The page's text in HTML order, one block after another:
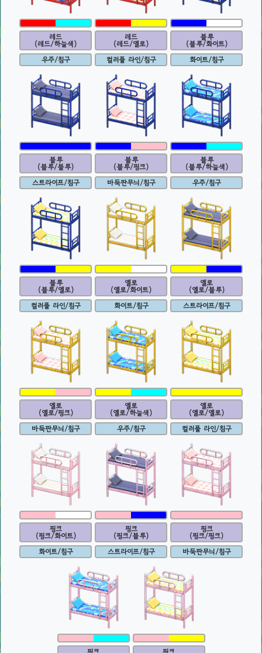
레드
(레드/하늘색)
우주/침구
레드
(레드/옐로)
컬러풀 라인/침구
블루
(블루/화이트)
화이트/침구
블루
(블루/블루)
스트라이프/침구
블루
(블루/핑크)
바둑판무늬/침구
블루
(블루/하늘색)
우주/침구
블루
(블루/옐로)
컬러풀 라인/침구
옐로
(옐로/화이트)
화이트/침구
옐로
(옐로/블루)
스트라이프/침구
옐로
(옐로/핑크)
바둑판무늬/침구
옐로
(옐로/하늘색)
우주/침구
옐로
(옐로/옐로)
컬러풀 라인/침구
핑크
(핑크/화이트)
화이트/침구
핑크
(핑크/블루)
스트라이프/침구
핑크
(핑크/핑크)
바둑판무늬/침구